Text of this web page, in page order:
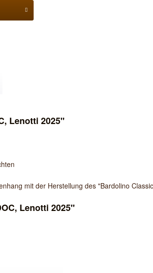
Lenotti 2025"
mit der Herstellung des "Bardolino
Lenotti 2025"